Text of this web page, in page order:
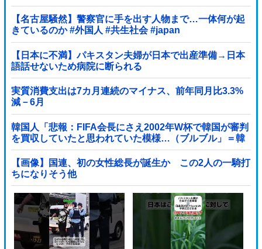
【名古屋騒然】警察官に手を出す人物まで…一体何が起
きているのか #外国人 #共生社会 #japan
【日本に不満】パキスタン夫婦が日本で出産準備→日本
語話せないため病院に断られる
実質消費支出は7カ月連続のマイナス、前年同月比3.3%
減－6月
韓国人「悲報：FIFA会長にさえ2002年W杯で韓国が審判
を買収していたと思われていた模様…（ブルブル」＝韓
国の反応
【画像】国連、初の女性総長が誕生か この2人の一騎打
ちになりそう他